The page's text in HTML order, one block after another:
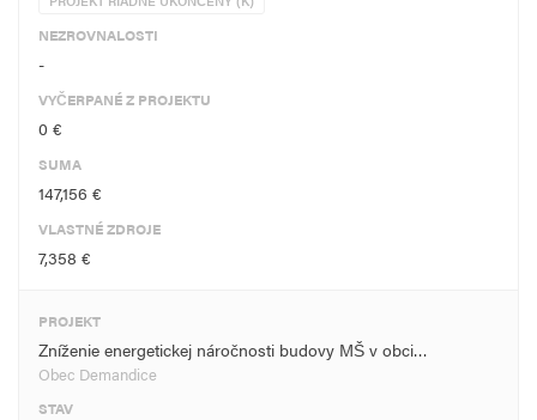
NEZROVNALOSTI
-
VYČERPANÉ Z PROJEKTU
0 €
SUMA
147,156 €
VLASTNÉ ZDROJE
7,358 €
PROJEKT
Zníženie energetickej náročnosti budovy MŠ v obci…
Obec Demandice
STAV